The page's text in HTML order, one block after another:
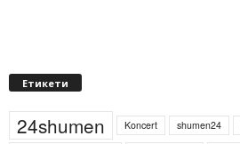
Етикети
24shumen Koncert shumen24